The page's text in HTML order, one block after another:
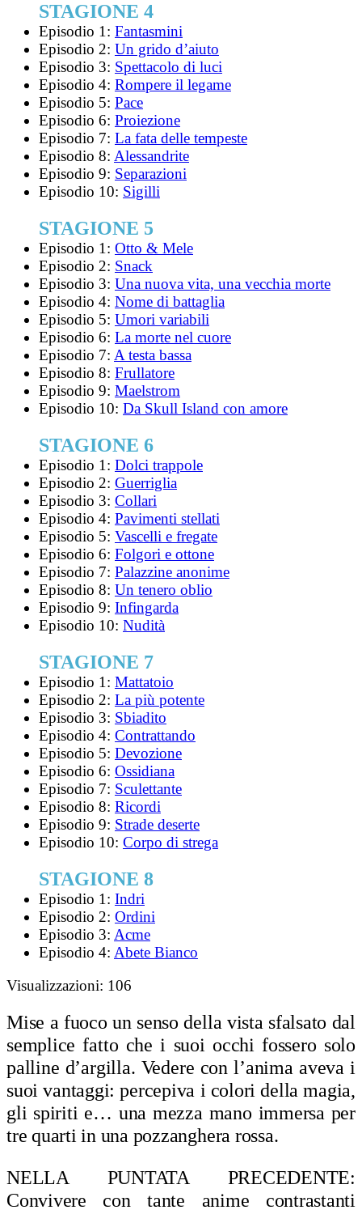
STAGIONE 4
Episodio 1: Fantasmini
Episodio 2: Un grido d’aiuto
Episodio 3: Spettacolo di luci
Episodio 4: Rompere il legame
Episodio 5: Pace
Episodio 6: Proiezione
Episodio 7: La fata delle tempeste
Episodio 8: Alessandrite
Episodio 9: Separazioni
Episodio 10: Sigilli
STAGIONE 5
Episodio 1: Otto & Mele
Episodio 2: Snack
Episodio 3: Una nuova vita, una vecchia morte
Episodio 4: Nome di battaglia
Episodio 5: Umori variabili
Episodio 6: La morte nel cuore
Episodio 7: A testa bassa
Episodio 8: Frullatore
Episodio 9: Maelstrom
Episodio 10: Da Skull Island con amore
STAGIONE 6
Episodio 1: Dolci trappole
Episodio 2: Guerriglia
Episodio 3: Collari
Episodio 4: Pavimenti stellati
Episodio 5: Vascelli e fregate
Episodio 6: Folgori e ottone
Episodio 7: Palazzine anonime
Episodio 8: Un tenero oblio
Episodio 9: Infingarda
Episodio 10: Nudità
STAGIONE 7
Episodio 1: Mattatoio
Episodio 2: La più potente
Episodio 3: Sbiadito
Episodio 4: Contrattando
Episodio 5: Devozione
Episodio 6: Ossidiana
Episodio 7: Sculettante
Episodio 8: Ricordi
Episodio 9: Strade deserte
Episodio 10: Corpo di strega
STAGIONE 8
Episodio 1: Indri
Episodio 2: Ordini
Episodio 3: Acme
Episodio 4: Abete Bianco
Visualizzazioni: 106
Mise a fuoco un senso della vista sfalsato dal
semplice fatto che i suoi occhi fossero solo
palline d’argilla. Vedere con l’anima aveva i
suoi vantaggi: percepiva i colori della magia,
gli spiriti e… una mezza mano immersa per
tre quarti in una pozzanghera rossa.
NELLA PUNTATA PRECEDENTE:
Convivere con tante anime contrastanti